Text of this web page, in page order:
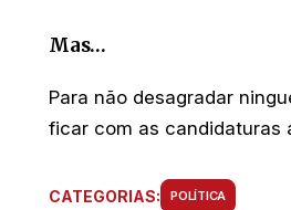
Mas…
Para não desagradar
ficar com as candidaturas
CATEGORIAS: POLÍTICA